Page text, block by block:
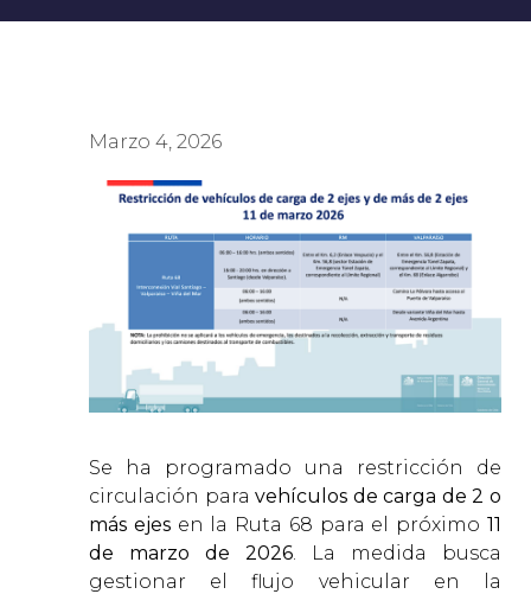
Marzo 4, 2026
Se ha programado una restricción de
circulación paravehículos de carga de 2 o
más ejesen la Ruta 68 para el próximo11
de marzo de 2026 . La medida busca
gestionar el flujo vehicular en la